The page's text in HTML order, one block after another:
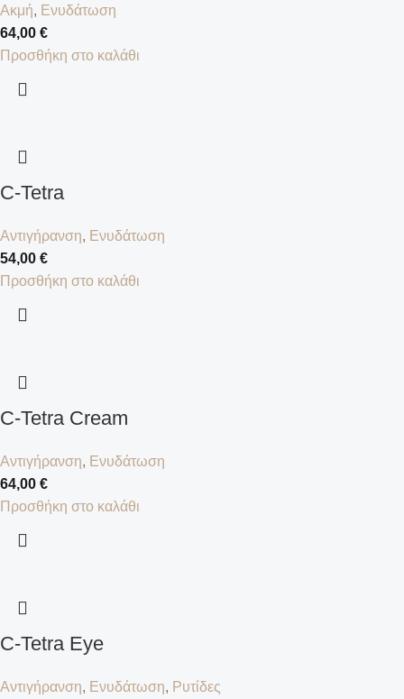
Ακμή, Ενυδάτωση
64,00 €
Προσθήκη στο καλάθι
C-Tetra
Αντιγήρανση, Ενυδάτωση
54,00 €
Προσθήκη στο καλάθι
C-Tetra Cream
Αντιγήρανση, Ενυδάτωση
64,00 €
Προσθήκη στο καλάθι
C-Tetra Eye
Αντιγήρανση, Ενυδάτωση, Ρυτίδες